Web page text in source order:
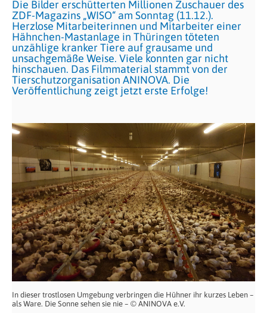
Die Bilder erschütterten Millionen Zuschauer des
ZDF-Magazins „WISO“ am Sonntag (11.12.).
Herzlose Mitarbeiterinnen und Mitarbeiter einer
Hähnchen-Mastanlage in Thüringen töteten
unzählige kranker Tiere auf grausame und
unsachgemäße Weise. Viele konnten gar nicht
hinschauen. Das Filmmaterial stammt von der
Tierschutzorganisation ANINOVA. Die
Veröffentlichung zeigt jetzt erste Erfolge!
In dieser trostlosen Umgebung verbringen die Hühner ihr kurzes Leben –
als Ware. Die Sonne sehen sie nie – © ANINOVA e.V.